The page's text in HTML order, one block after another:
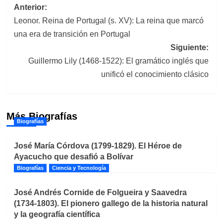
Navegación
de
Anterior:
Leonor. Reina de Portugal (s. XV): La reina que marcó
una era de transición en Portugal
Siguiente:
Guillermo Lily (1468-1522): El gramático inglés que
unificó el conocimiento clásico
Más Biografías
Biografías
José María Córdova (1799-1829). El Héroe de
Ayacucho que desafió a Bolívar
Biografías Ciencia y Tecnología
José Andrés Cornide de Folgueira y Saavedra
(1734-1803). El pionero gallego de la historia natural
y la geografía científica